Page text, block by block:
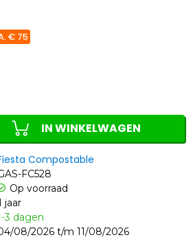
€ 75
IN WINKELWAGEN
Compostable
FC528
Op voorraad
jaar
3 dagen
08/2026 t/m 11/08/2026